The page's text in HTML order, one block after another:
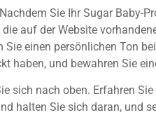
Nachdem Sie Ihr Sugar Baby-
auf der Website
Sie einen persönlichen Ton
haben, und bewahren Sie
sich nach oben. Erfahren
halten Sie sich daran, und